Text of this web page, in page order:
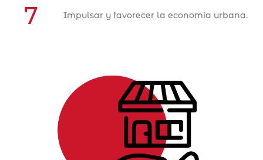
7 Impulsar y favorecer la economía urbana.
Objetivo Estratégico 8
ACCIONES